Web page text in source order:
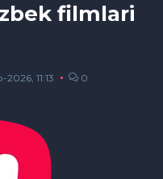
filmlari
11:13 0